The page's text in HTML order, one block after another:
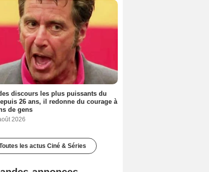
discours les plus puissants du
26 ans, il redonne du courage à
de gens
2026
les actus Ciné & Séries